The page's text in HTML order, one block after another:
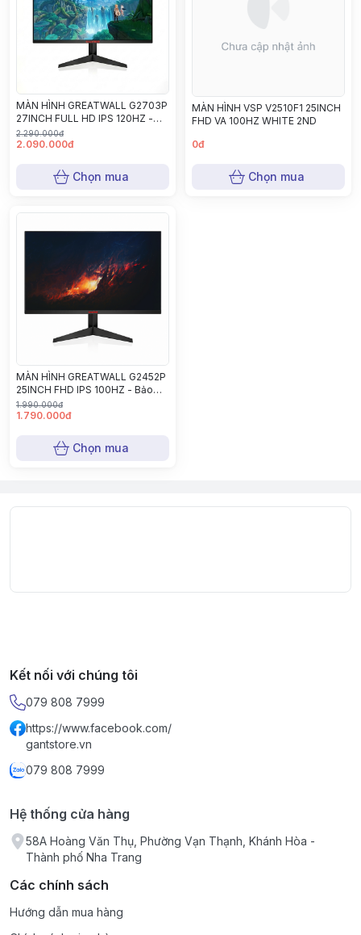
MÀN HÌNH GREATWALL G2703P
27INCH FULL HD IPS 120HZ -
Bảo hành 24 tháng
2.290.000đ
2.090.000đ
Chọn mua
MÀN HÌNH VSP V2510F1 25INCH
FHD VA 100HZ WHITE 2ND
0đ
Chọn mua
MÀN HÌNH GREATWALL G2452P
25INCH FHD IPS 100HZ - Bảo
hành 24 tháng
1.990.000đ
1.790.000đ
Chọn mua
Kết nối với chúng tôi
079 808 7999
https://www.facebook.com/
gantstore.vn
079 808 7999
Hệ thống cửa hàng
58A Hoàng Văn Thụ, Phường Vạn Thạnh, Khánh Hòa -
Thành phố Nha Trang
Các chính sách
Hướng dẫn mua hàng